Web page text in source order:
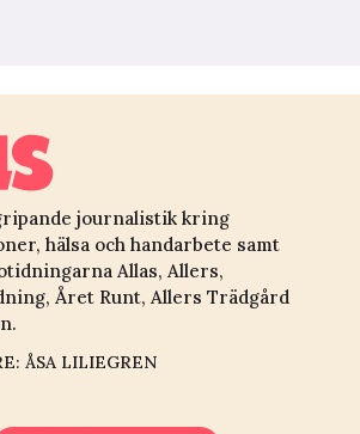
journalistik kring
hälsa och handarbete samt
Allas, Allers,
Året Runt, Allers Trädgård
ÅSA LILIEGREN